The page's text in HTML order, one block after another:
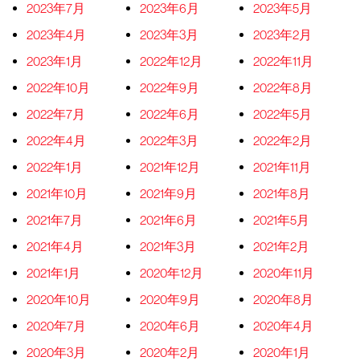
2023年7月
2023年6月
2023年5月
2023年4月
2023年3月
2023年2月
2023年1月
2022年12月
2022年11月
2022年10月
2022年9月
2022年8月
2022年7月
2022年6月
2022年5月
2022年4月
2022年3月
2022年2月
2022年1月
2021年12月
2021年11月
2021年10月
2021年9月
2021年8月
2021年7月
2021年6月
2021年5月
2021年4月
2021年3月
2021年2月
2021年1月
2020年12月
2020年11月
2020年10月
2020年9月
2020年8月
2020年7月
2020年6月
2020年4月
2020年3月
2020年2月
2020年1月